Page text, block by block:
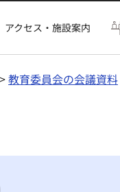
アクセス・施設案内
>教育委員会の会議資料